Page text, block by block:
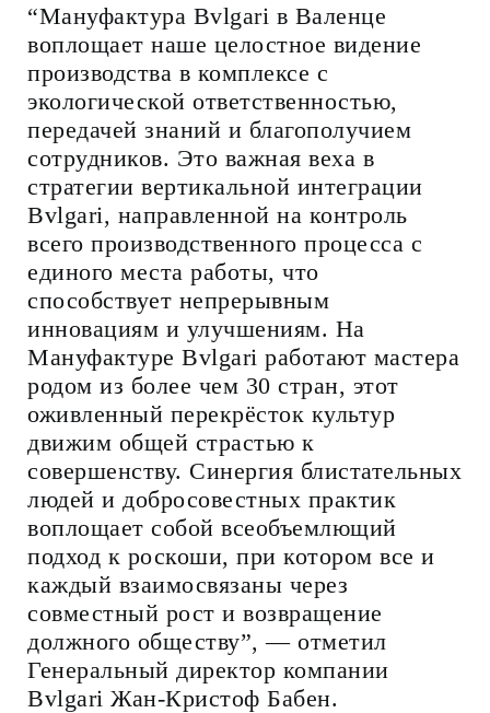
“Мануфактура Bvlgari в Валенце
воплощает наше целостное видение
производства в комплексе с
экологической ответственностью,
передачей знаний и благополучием
сотрудников. Это важная веха в
стратегии вертикальной интеграции
Bvlgari, направленной на контроль
всего производственного процесса с
единого места работы, что
способствует непрерывным
инновациям и улучшениям. На
Мануфактуре Bvlgari работают мастера
родом из более чем 30 стран, этот
оживленный перекрёсток культур
движим общей страстью к
совершенству. Синергия блистательных
людей и добросовестных практик
воплощает собой всеобъемлющий
подход к роскоши, при котором все и
каждый взаимосвязаны через
совместный рост и возвращение
должного обществу”, — отметил
Генеральный директор компании
Bvlgari Жан-Кристоф Бабен.